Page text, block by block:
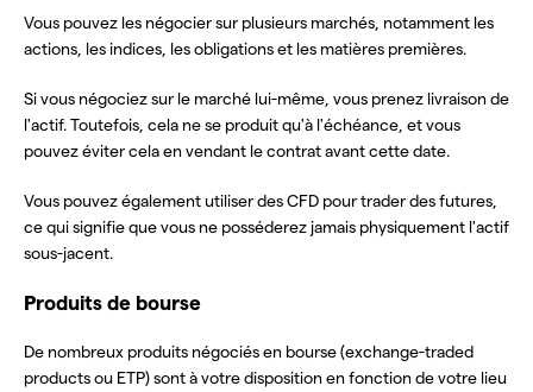
Vous pouvez les négocier sur plusieurs marchés, notamment les
actions, les indices, les obligations et les matières premières.
Si vous négociez sur le marché lui-même, vous prenez livraison de
l'actif. Toutefois, cela ne se produit qu'à l'échéance, et vous
pouvez éviter cela en vendant le contrat avant cette date.
Vous pouvez également utiliser des CFD pour trader des futures,
ce qui signifie que vous ne posséderez jamais physiquement l'actif
sous-jacent.
Produits de bourse
De nombreux produits négociés en bourse (exchange-traded
products ou ETP) sont à votre disposition en fonction de votre lieu